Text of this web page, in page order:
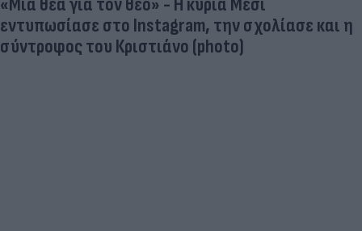
φανέλα του Σαλάχ (αλλά δεν είναι, προφανώς,
αυτό που νομίζουμε)